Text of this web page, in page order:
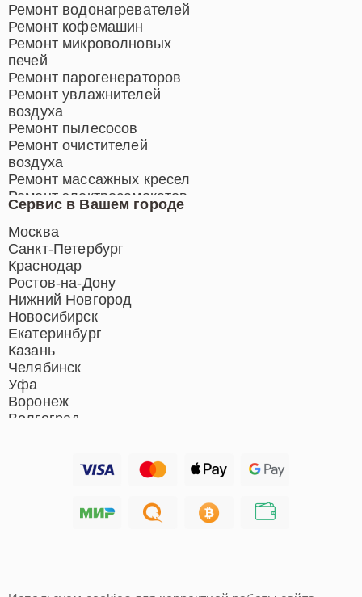
Сервис в Вашем городе
Москва
Санкт-Петербург
Краснодар
Ростов-на-Дону
Нижний Новгород
Новосибирск
Екатеринбург
Казань
Челябинск
Уфа
Воронеж
Волгоград
Хабаровск
Иркутск
Ремонт водонагревателей
Ремонт кофемашин
Ремонт микроволновых
печей
Ремонт парогенераторов
Ремонт увлажнителей
воздуха
Ремонт пылесосов
Ремонт очистителей
воздуха
Ремонт массажных кресел
Ремонт электросамокатов
Ремонт индукционных плит
Ремонт роботов-пылесосов
Ремонт гладильных систем
Ремонт отпаривателей
Ремонт вертикальных
пылесосов